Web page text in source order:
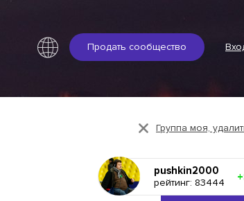
Продать сообщество
Группа моя,
pushkin2000
рейтинг: 83444